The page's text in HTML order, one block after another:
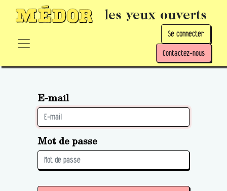
les yeux ouverts
Se connecter
Contactez-nous
E-mail
Mot de passe